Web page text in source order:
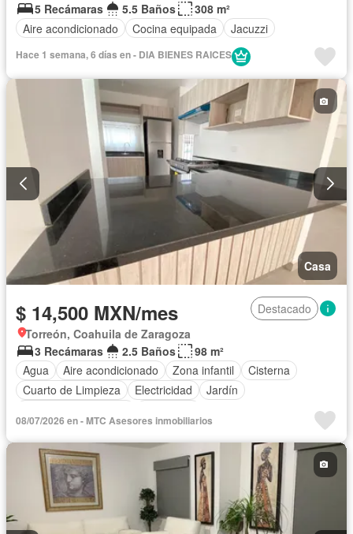
5 Recámaras
5.5 Baños
308 m²
Aire acondicionado
Cocina equipada Jacuzzi
Hace 1 semana, 6 días en - DIA BIENES RAICES
Casa
$ 14,500 MXN/mes
Destacado
Torreón, Coahuila de Zaragoza
3 Recámaras
2.5 Baños
98 m²
Agua
Aire acondicionado Zona infantil
Cisterna
Cuarto de Limpieza
Electricidad
Jardín
08/07/2026 en - MTC Asesores inmobiliarios